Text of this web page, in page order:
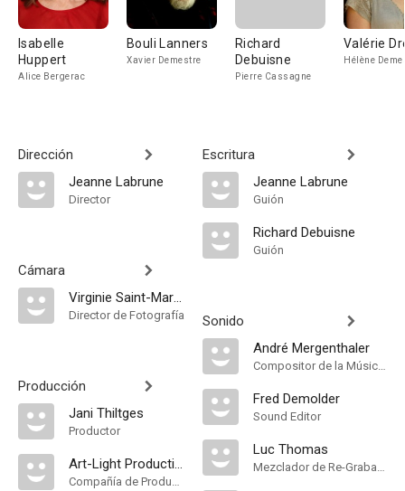
Isabelle
Huppert
Alice Bergerac
Bouli Lanners
Xavier Demestre
Richard
Debuisne
Pierre Cassagne
Valérie
Hélène
Dirección
Jeanne Labrune
Director
Cámara
Virginie Saint-Martin
Director de Fotografía
Producción
Jani Thiltges
Productor
Art-Light Productions
Compañía de Produccion
Escritura
Jeanne Labrune
Guión
Richard Debuisne
Guión
Sonido
André Mergenthaler
Compositor de la Música Original
Fred Demolder
Sound Editor
Luc Thomas
Mezclador de Re-Grabación de Sonido